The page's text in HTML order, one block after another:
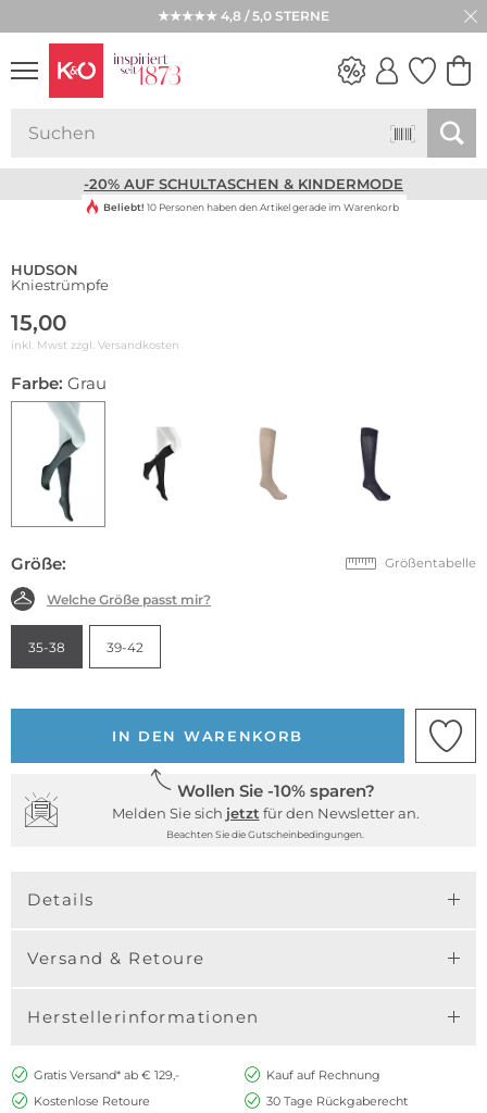
★★★★★ 4,8 / 5,0 STERNE
-20% AUF SCHULTASCHEN & KINDERMODE
Beliebt! 10 Personen haben den Artikel gerade im Warenkorb
HUDSON
Kniestrümpfe
15,00
inkl. Mwst zzgl. Versandkosten
Farbe: Grau
Größe: Größentabelle
Welche Größe passt mir?
35-38 39-42
IN DEN WARENKORB
Wollen Sie -10% sparen?
Melden Sie sich jetzt für den Newsletter an.
Beachten Sie die Gutscheinbedingungen.
Details
Versand & Retoure
Herstellerinformationen
Gratis Versand* ab € 129,-
Kauf auf Rechnung
Kostenlose Retoure
30 Tage Rückgaberecht